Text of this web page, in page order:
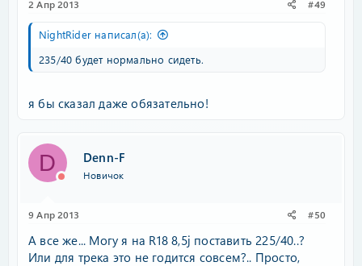
2 Апр 2013 #49
NightRider написал(а):
235/40 будет нормально сидеть.
я бы сказал даже обязательно!
D Denn-F
Новичок
9 Апр 2013 #50
А все же... Могу я на R18 8,5j поставить 225/40..?
Или для трека это не годится совсем?.. Просто,